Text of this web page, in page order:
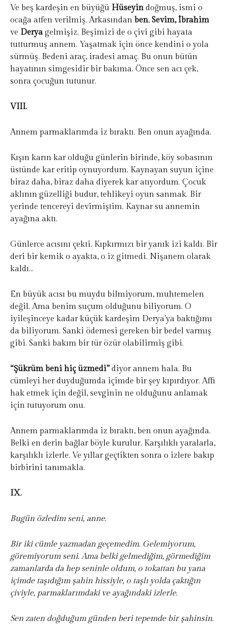
Ve beş kardeşin en büyüğü Hüseyin doğmuş, ismi o
ocağa atfen verilmiş. Arkasından ben, Sevim, İbrahim
ve Derya gelmişiz. Beşimizi de o çivi gibi hayata
tutturmuş annem. Yaşatmak için önce kendini o yola
sürmüş. Bedeni araç, iradesi amaç. Bu onun bütün
hayatının simgesidir bir bakıma. Önce sen acı çek,
sonra çocuğun tutunur.
VIII.
Annem parmaklarımda iz bıraktı. Ben onun ayağında.
Kışın karın kar olduğu günlerin birinde, köy sobasının
üstünde kar eritip oynuyordum. Kaynayan suyun içine
biraz daha, biraz daha diyerek kar atıyordum. Çocuk
aklının güzelliği budur, tehlikeyi oyun sanmak. Bir
yerinde tencereyi devirmiştim. Kaynar su annemin
ayağına aktı.
Günlerce acısını çekti. Kıpkırmızı bir yanık izi kaldı. Bir
deri bir kemik o ayakta, o iz gitmedi. Nişanem olarak
kaldı…
En büyük acısı bu muydu bilmiyorum, muhtemelen
değil. Ama benim suçum olduğunu biliyorum. O
iyileşinceye kadar küçük kardeşim Derya’ya baktığımı
da biliyorum. Sanki ödemesi gereken bir bedel varmış
gibi. Sanki bakım bir tür özür olabilirmiş gibi.
“Şükrüm beni hiç üzmedi”diyor annem hala. Bu
cümleyi her duyduğumda içimde bir şey kıpırdıyor. Affı
hak etmek için değil, sevginin ne olduğunu anlamak
için tutuyorum onu.
Annem parmaklarımda iz bıraktı, ben onun ayağında.
Belki en derin bağlar böyle kurulur. Karşılıklı yaralarla,
karşılıklı izlerle. Ve yıllar geçtikten sonra o izlere bakıp
birbirini tanımakla.
IX.
Bugün özledim seni, anne.
Bir iki cümle yazmadan geçemedim. Gelemiyorum,
göremiyorum seni. Ama belki gelmediğim, görmediğim
zamanlarda da hep seninle oldum, o tokattan bu yana
içimde taşıdığım şahin hissiyle, o taşlı yolda çaktığın
çiviyle, parmaklarımdaki ve ayağındaki izlerle.
Sen zaten doğduğum günden beri tepemde bir şahinsin.